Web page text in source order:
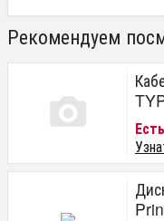
Рекомендуем